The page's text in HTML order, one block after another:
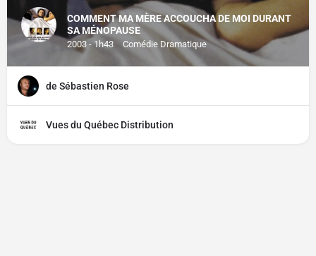
COMMENT MA MÈRE ACCOUCHA DE MOI DURANT
SA MÉNOPAUSE
2003 - 1h43 Comédie Dramatique
de Sébastien Rose
Vues du Québec Distribution